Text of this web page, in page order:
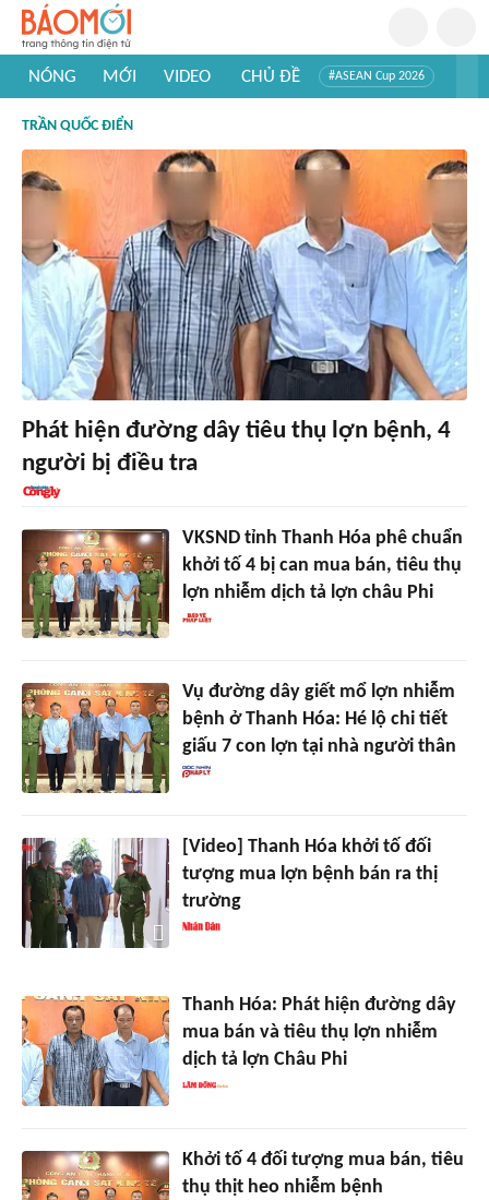
NÓNG MỚI VIDEO CHỦ ĐỀ #ASEAN Cup 2026
#Khám phá thế giới
TRẦN QUỐC ĐIỂN
Phát hiện đường dây tiêu thụ lợn bệnh, 4
người bị điều tra
VKSND tỉnh Thanh Hóa phê chuẩn
khởi tố 4 bị can mua bán, tiêu thụ
lợn nhiễm dịch tả lợn châu Phi
Vụ đường dây giết mổ lợn nhiễm
bệnh ở Thanh Hóa: Hé lộ chi tiết
giấu 7 con lợn tại nhà người thân
[Video] Thanh Hóa khởi tố đối
tượng mua lợn bệnh bán ra thị
trường
Thanh Hóa: Phát hiện đường dây
mua bán và tiêu thụ lợn nhiễm
dịch tả lợn Châu Phi
Khởi tố 4 đối tượng mua bán, tiêu
thụ thịt heo nhiễm bệnh